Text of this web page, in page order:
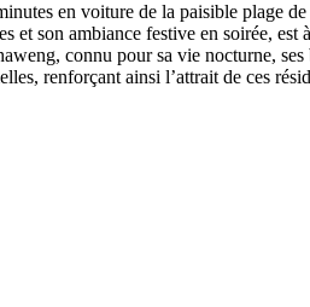
en voiture de la paisible plage
et son ambiance festive en soirée,
connu pour sa vie nocturne,
renforçant ainsi l’attrait de ces